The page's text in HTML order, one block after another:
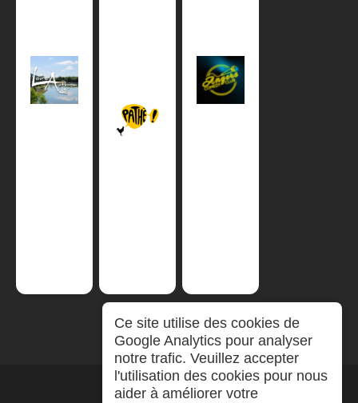
Ce site utilise des cookies de
Google Analytics pour analyser
notre trafic. Veuillez accepter
l'utilisation des cookies pour nous
aider à améliorer votre